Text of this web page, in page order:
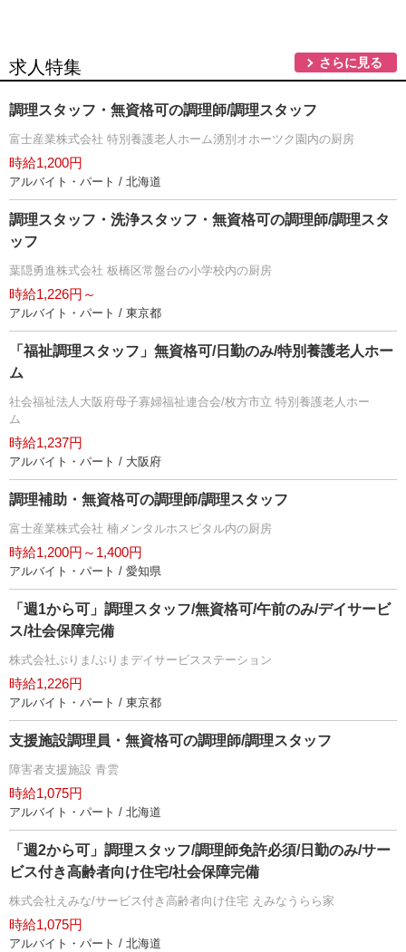
求人特集 さらに見る
調理スタッフ・無資格可の調理師/調理スタッフ
富士産業株式会社 特別養護老人ホーム湧別オホーツク園内の厨房
時給1,200円
アルバイト・パート / 北海道
調理スタッフ・洗浄スタッフ・無資格可の調理師/調理スタ
ッフ
葉隠勇進株式会社 板橋区常盤台の小学校内の厨房
時給1,226円～
アルバイト・パート / 東京都
「福祉調理スタッフ」無資格可/日勤のみ/特別養護老人ホー
ム
社会福祉法人大阪府母子寡婦福祉連合会/枚方市立 特別養護老人ホー
ム
時給1,237円
アルバイト・パート / 大阪府
調理補助・無資格可の調理師/調理スタッフ
富士産業株式会社 楠メンタルホスピタル内の厨房
時給1,200円～1,400円
アルバイト・パート / 愛知県
「週1から可」調理スタッフ/無資格可/午前のみ/デイサービ
ス/社会保障完備
株式会社ぷりま/ぷりまデイサービスステーション
時給1,226円
アルバイト・パート / 東京都
支援施設調理員・無資格可の調理師/調理スタッフ
障害者支援施設 青雲
時給1,075円
アルバイト・パート / 北海道
「週2から可」調理スタッフ/調理師免許必須/日勤のみ/サー
ビス付き高齢者向け住宅/社会保障完備
株式会社えみな/サービス付き高齢者向け住宅 えみなうらら家
時給1,075円
アルバイト・パート / 北海道